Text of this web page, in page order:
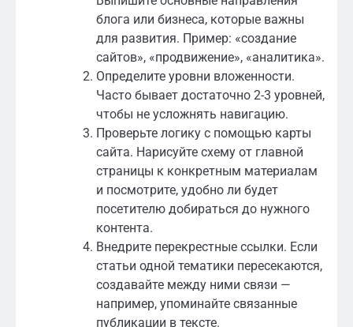
блога или бизнеса, которые важны
для развития. Пример: «создание
сайтов», «продвижение», «аналитика».
Определите уровни вложенности.
Часто бывает достаточно 2-3 уровней,
чтобы не усложнять навигацию.
Проверьте логику с помощью карты
сайта. Нарисуйте схему от главной
страницы к конкретным материалам
и посмотрите, удобно ли будет
посетителю добираться до нужного
контента.
Внедрите перекрестные ссылки. Если
статьи одной тематики пересекаются,
создавайте между ними связи —
например, упоминайте связанные
публикации в тексте.